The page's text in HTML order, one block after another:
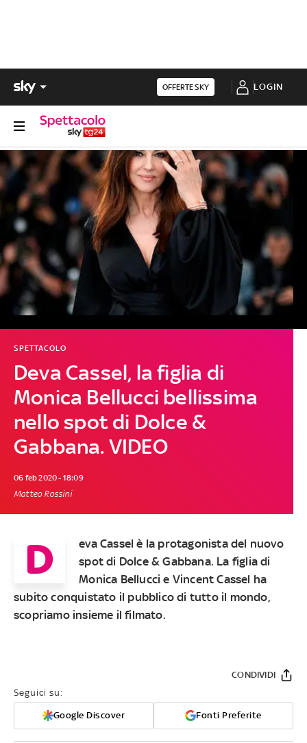
OFFERTE SKY LOGIN
Deva Cassel, la figlia di
Monica Bellucci bellissima
nello spot di Dolce &
Gabbana. VIDEO
SPETTACOLO
06 feb 2020 - 18:09
Matteo Rossini
D eva Cassel è la protagonista del nuovo
spot di Dolce & Gabbana. La figlia di
Monica Bellucci e Vincent Cassel ha
subito conquistato il pubblico di tutto il mondo,
scopriamo insieme il filmato.
Seguici su:
Google Discover Fonti Preferite
CONDIVIDI